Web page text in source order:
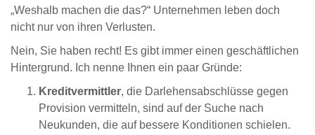
„Weshalb machen die das?“ Unternehmen leben doch
nicht nur von ihren Verlusten.
Nein, Sie haben recht! Es gibt immer einen geschäftlichen
Hintergrund. Ich nenne Ihnen ein paar Gründe:
Kreditvermittler, die Darlehensabschlüsse gegen
Provision vermitteln, sind auf der Suche nach
Neukunden, die auf bessere Konditionen schielen.